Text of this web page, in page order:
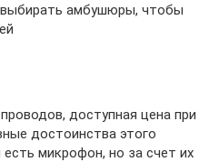
амбушюры, чтобы
доступная цена при
достоинства этого
микрофон, но за счет их